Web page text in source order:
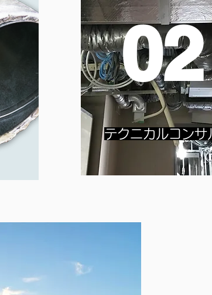
02
テクニカルコンサ